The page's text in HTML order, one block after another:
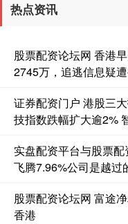
基金指数
热点资讯
股票配资论坛网 香港
2745万，追逃信息疑
证券配资门户 港股三
技指数跌幅扩大逾2%
实盘配资平台与股票
飞腾7.96%公司是越过
股票配资论坛网 富途
香港